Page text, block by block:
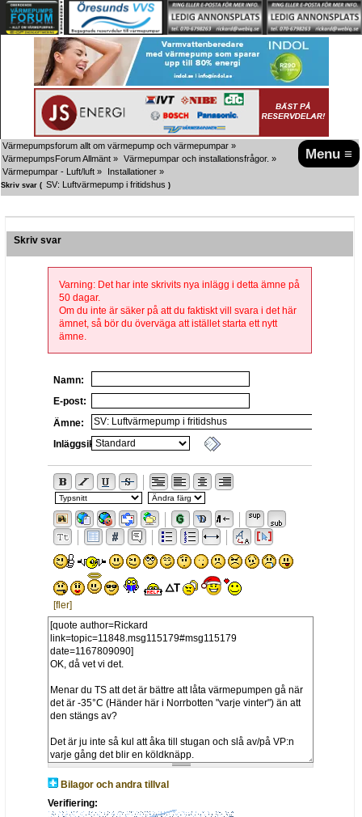
Menu ≡
Värmepumpsforum allt om värmepump och värmepumpar »
VärmepumpsForum Allmänt » Värmepumpar och installationsfrågor. »
Värmepumpar - Luft/luft » Installationer »
Skriv svar ( SV: Luftvärmepump i fritidshus )
Skriv svar
Varning: Det har inte skrivits nya inlägg i detta ämne på
50 dagar.
Om du inte är säker på att du faktiskt vill svara i det här
ämnet, så bör du överväga att istället starta ett nytt
ämne.
Namn:
E-post:
Ämne:
Inläggsikon:
[fler]
Bilagor och andra tillval
Verifiering: